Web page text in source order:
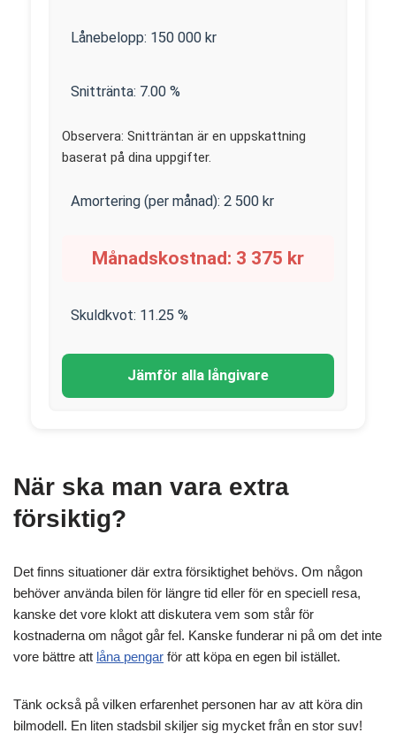
Lånebelopp: 150 000 kr
Snittränta: 7.00 %
Observera: Snitträntan är en uppskattning
baserat på dina uppgifter.
Amortering (per månad): 2 500 kr
Månadskostnad: 3 375 kr
Skuldkvot: 11.25 %
Jämför alla långivare
När ska man vara extra
försiktig?
Det finns situationer där extra försiktighet behövs. Om någon
behöver använda bilen för längre tid eller för en speciell resa,
kanske det vore klokt att diskutera vem som står för
kostnaderna om något går fel. Kanske funderar ni på om det inte
vore bättre att låna pengar för att köpa en egen bil istället.
Tänk också på vilken erfarenhet personen har av att köra din
bilmodell. En liten stadsbil skiljer sig mycket från en stor suv!